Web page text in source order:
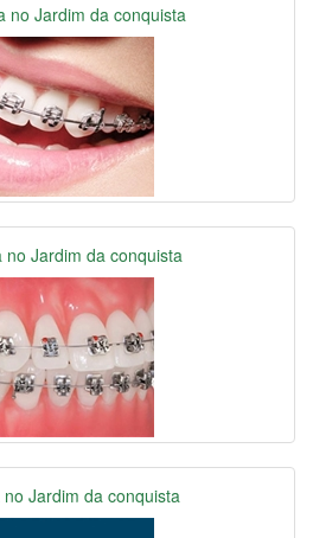
no Jardim da conquista
no Jardim da conquista
Jardim da conquista